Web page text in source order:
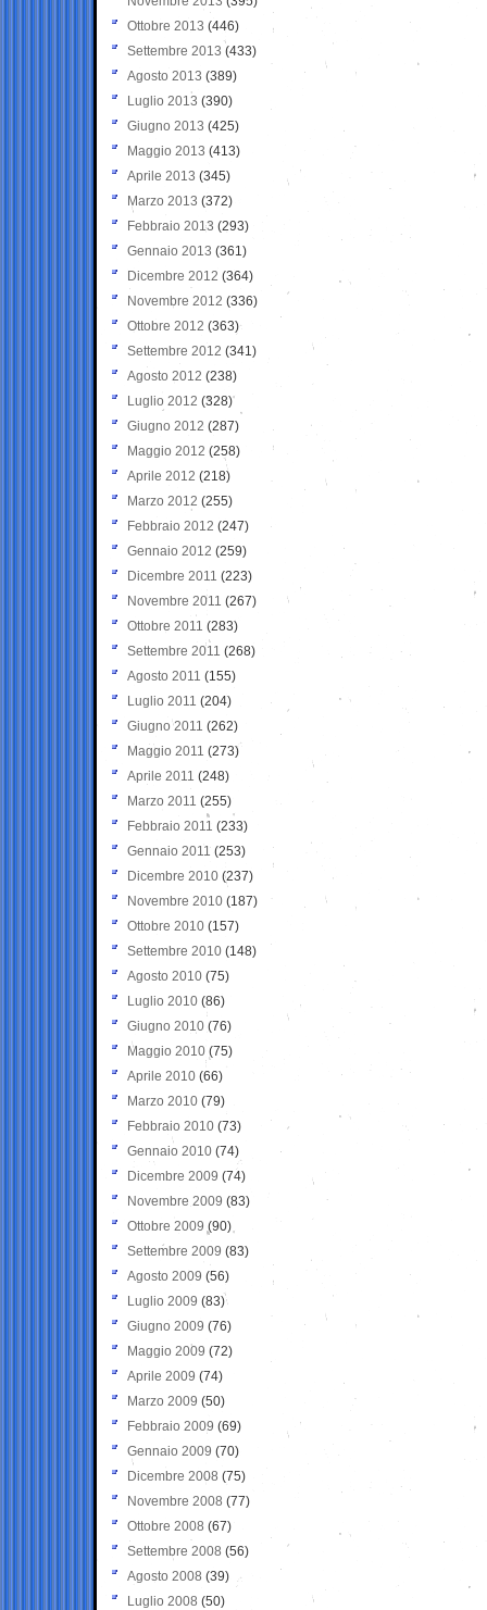
Ottobre 2013 (446)
Settembre 2013 (433)
Agosto 2013 (389)
Luglio 2013 (390)
Giugno 2013 (425)
Maggio 2013 (413)
Aprile 2013 (345)
Marzo 2013 (372)
Febbraio 2013 (293)
Gennaio 2013 (361)
Dicembre 2012 (364)
Novembre 2012 (336)
Ottobre 2012 (363)
Settembre 2012 (341)
Agosto 2012 (238)
Luglio 2012 (328)
Giugno 2012 (287)
Maggio 2012 (258)
Aprile 2012 (218)
Marzo 2012 (255)
Febbraio 2012 (247)
Gennaio 2012 (259)
Dicembre 2011 (223)
Novembre 2011 (267)
Ottobre 2011 (283)
Settembre 2011 (268)
Agosto 2011 (155)
Luglio 2011 (204)
Giugno 2011 (262)
Maggio 2011 (273)
Aprile 2011 (248)
Marzo 2011 (255)
Febbraio 2011 (233)
Gennaio 2011 (253)
Dicembre 2010 (237)
Novembre 2010 (187)
Ottobre 2010 (157)
Settembre 2010 (148)
Agosto 2010 (75)
Luglio 2010 (86)
Giugno 2010 (76)
Maggio 2010 (75)
Aprile 2010 (66)
Marzo 2010 (79)
Febbraio 2010 (73)
Gennaio 2010 (74)
Dicembre 2009 (74)
Novembre 2009 (83)
Ottobre 2009 (90)
Settembre 2009 (83)
Agosto 2009 (56)
Luglio 2009 (83)
Giugno 2009 (76)
Maggio 2009 (72)
Aprile 2009 (74)
Marzo 2009 (50)
Febbraio 2009 (69)
Gennaio 2009 (70)
Dicembre 2008 (75)
Novembre 2008 (77)
Ottobre 2008 (67)
Settembre 2008 (56)
Agosto 2008 (39)
Luglio 2008 (50)